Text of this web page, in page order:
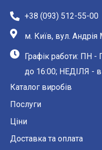
+38 (093) 512-55-00
м. Київ, вул.
Графік работи: ПН -
до 16:00; НЕДІЛЯ -
Каталог виробів
Послуги
Ціни
Доставка та оплата